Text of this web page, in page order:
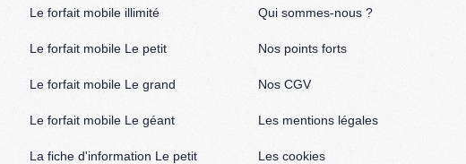
Le forfait mobile illimité
Le forfait mobile Le petit
Le forfait mobile Le grand
Le forfait mobile Le géant
La fiche d'information Le petit
Qui sommes-nous ?
Nos points forts
Nos CGV
Les mentions légales
Les cookies